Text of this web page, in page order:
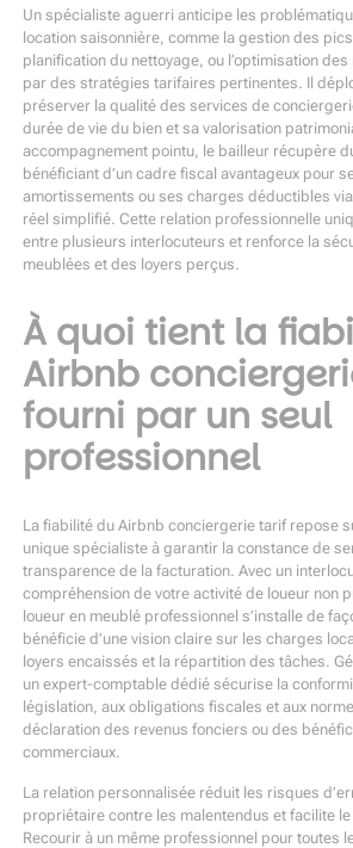
Un spécialiste aguerri anticipe les
location saisonnière, comme la gestion des
planification du nettoyage, ou l’optimisation
par des stratégies tarifaires pertinentes. Il
préserver la qualité des services de
durée de vie du bien et sa valorisation
accompagnement pointu, le bailleur récupère
bénéficiant d’un cadre fiscal avantageux pour
amortissements ou ses charges déductibles
réel simplifié. Cette relation professionnelle
entre plusieurs interlocuteurs et renforce la
meublées et des loyers perçus.
À quoi tient la
Airbnb
fourni par un seul
professionnel
La fiabilité du Airbnb conciergerie tarif repose
unique spécialiste à garantir la constance de
transparence de la facturation. Avec un
compréhension de votre activité de loueur non
loueur en meublé professionnel s’installe de
bénéficie d’une vision claire sur les charges
loyers encaissés et la répartition des tâches.
un expert-comptable dédié sécurise la
législation, aux obligations fiscales et aux
déclaration des revenus fonciers ou des
commerciaux.
La relation personnalisée réduit les risques
propriétaire contre les malentendus et facilite
Recourir à un même professionnel pour toutes